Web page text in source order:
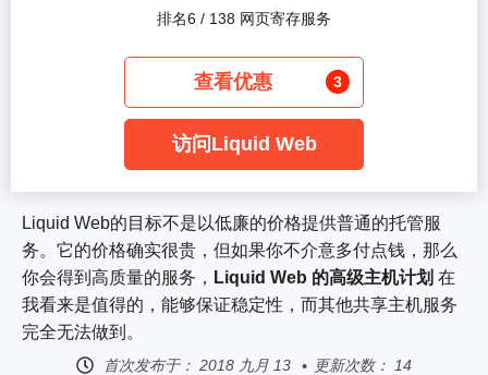
Liquid Web的目标不是以低廉的价格提供普通的托管服
务。它的价格确实很贵，但如果你不介意多付点钱，那么
你会得到高质量的服务， Liquid Web 的高级主机计划 在
我看来是值得的，能够保证稳定性，而其他共享主机服务
完全无法做到。
首次发布于： 2018 九月 13 更新次数： 14
排名6 / 138 网页寄存服务
查看优惠 3
访问Liquid Web